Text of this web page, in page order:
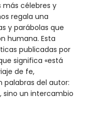
más célebres y
regala una
y parábolas que
humana. Esta
publicadas por
significa «está
de fe,
palabras del autor:
sino un intercambio